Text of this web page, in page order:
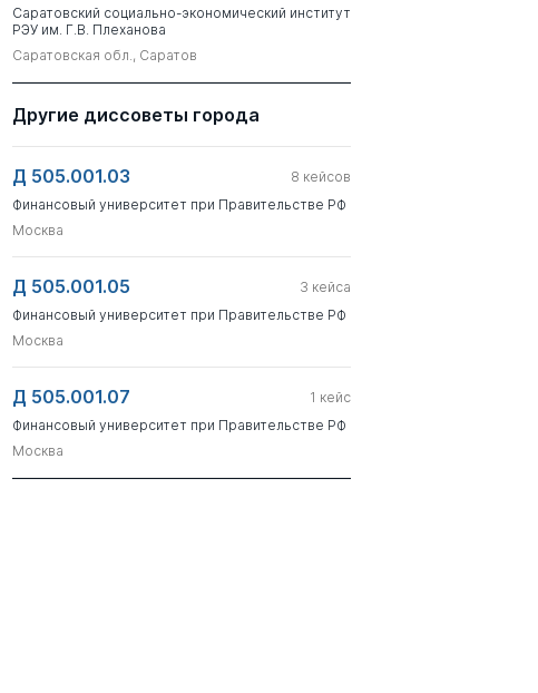
Саратовский социально-экономический институт
РЭУ им. Г.В. Плеханова
Саратовская обл., Саратов
Другие диссоветы города
Д 505.001.03 8 кейсов
Финансовый университет при Правительстве РФ
Москва
Д 505.001.05 3 кейса
Финансовый университет при Правительстве РФ
Москва
Д 505.001.07 1 кейс
Финансовый университет при Правительстве РФ
Москва